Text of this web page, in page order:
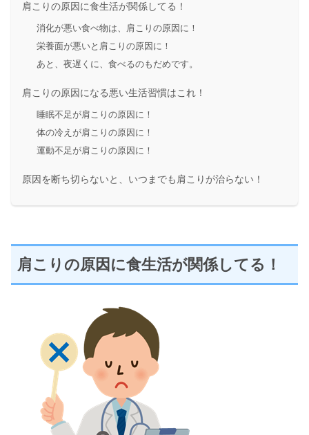
肩こりの原因に食生活が関係してる！
消化が悪い食べ物は、肩こりの原因に！
栄養面が悪いと肩こりの原因に！
あと、夜遅くに、食べるのもだめです。
肩こりの原因になる悪い生活習慣はこれ！
睡眠不足が肩こりの原因に！
体の冷えが肩こりの原因に！
運動不足が肩こりの原因に！
原因を断ち切らないと、いつまでも肩こりが治らない！
肩こりの原因に食生活が関係してる！